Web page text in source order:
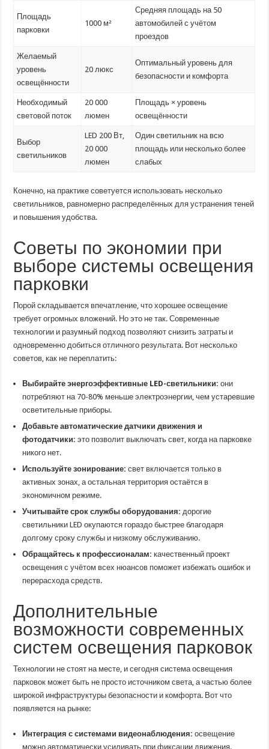
Площадь
парковки
1000 м²
Средняя площадь на 50
автомобилей с учётом
проездов
Желаемый
уровень
освещённости
20 люкс
Оптимальный уровень для
безопасности и комфорта
Необходимый
световой поток
20 000
люмен
Площадь × уровень
освещённости
Выбор
светильников
LED 200 Вт,
20 000
люмен
Один светильник на всю
площадь или несколько более
слабых
Конечно, на практике советуется использовать несколько
светильников, равномерно распределённых для устранения теней
и повышения удобства.
Советы по экономии при
выборе системы освещения
парковки
Порой складывается впечатление, что хорошее освещение
требует огромных вложений. Но это не так. Современные
технологии и разумный подход позволяют снизить затраты и
одновременно добиться отличного результата. Вот несколько
советов, как не переплатить:
Выбирайте энергоэффективные LED-светильники: они
потребляют на 70-80% меньше электроэнергии, чем устаревшие
осветительные приборы.
Добавьте автоматические датчики движения и
фотодатчики: это позволит выключать свет, когда на парковке
никого нет.
Используйте зонирование: свет включается только в
активных зонах, а остальная территория остаётся в
экономичном режиме.
Учитывайте срок службы оборудования: дорогие
светильники LED окупаются гораздо быстрее благодаря
долгому сроку службы и низкому обслуживанию.
Обращайтесь к профессионалам: качественный проект
освещения с учётом всех нюансов поможет избежать ошибок и
перерасхода средств.
Дополнительные
возможности современных
систем освещения парковок
Технологии не стоят на месте, и сегодня система освещения
парковок может быть не просто источником света, а частью более
широкой инфраструктуры безопасности и комфорта. Вот что
появляется на рынке:
Интеграция с системами видеонаблюдения: освещение
можно автоматически усиливать при фиксации движения.